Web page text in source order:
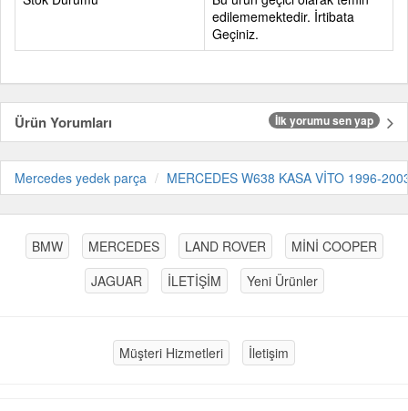
edilememektedir. İrtibata
Geçiniz.
Ürün Yorumları İlk yorumu sen yap
Mercedes yedek parça MERCEDES W638 KASA VİTO 1996-
BMW MERCEDES LAND ROVER
MİNİ COOPER
JAGUAR
İLETİŞİM Yeni Ürünler
Müşteri Hizmetleri İletişim